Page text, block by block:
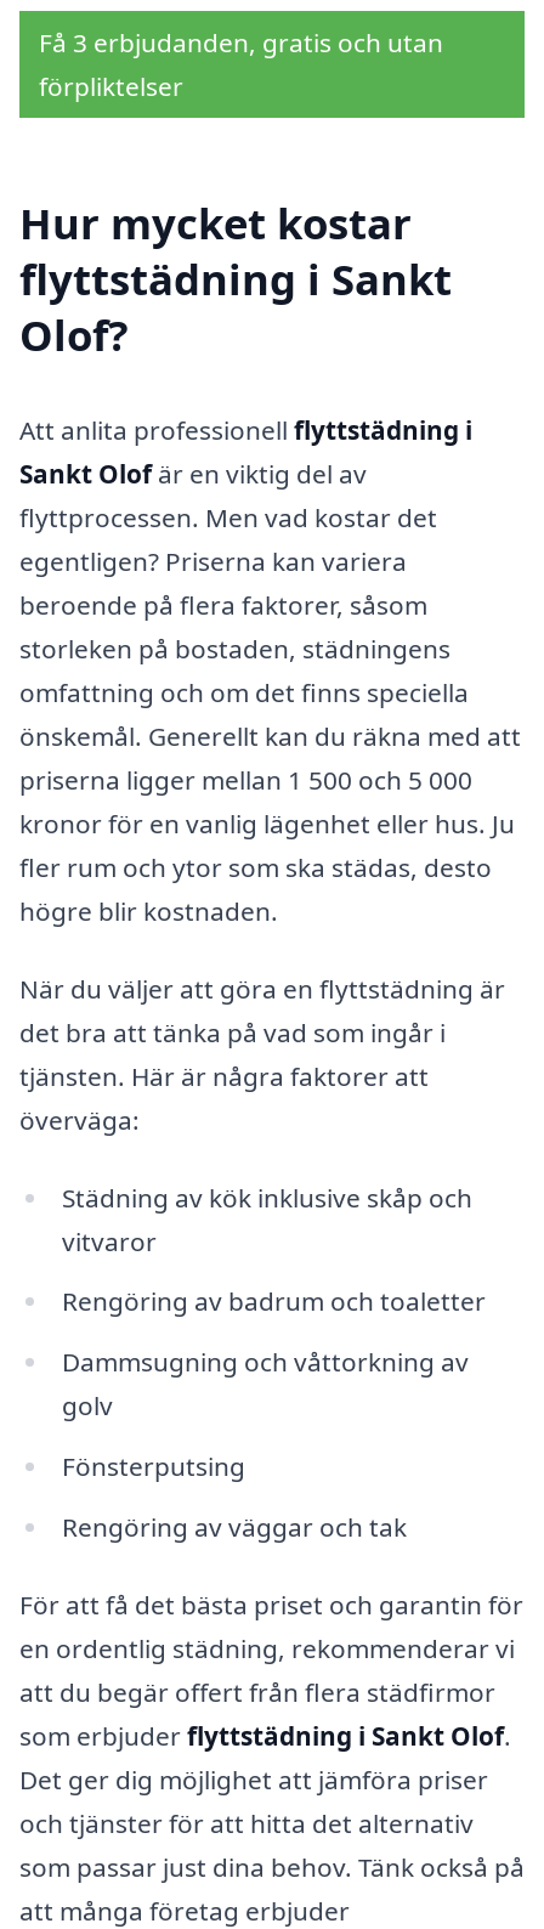
Få 3 erbjudanden, gratis och utan
förpliktelser
Hur mycket kostar
flyttstädning i Sankt
Olof?
Att anlita professionell flyttstädning i
Sankt Olofär en viktig del av
flyttprocessen. Men vad kostar det
egentligen? Priserna kan variera
beroende på flera faktorer, såsom
storleken på bostaden, städningens
omfattning och om det finns speciella
önskemål. Generellt kan du räkna med att
priserna ligger mellan 1 500 och 5 000
kronor för en vanlig lägenhet eller hus. Ju
fler rum och ytor som ska städas, desto
högre blir kostnaden.
När du väljer att göra en flyttstädning är
det bra att tänka på vad som ingår i
tjänsten. Här är några faktorer att
överväga:
Städning av kök inklusive skåp och
vitvaror
Rengöring av badrum och toaletter
Dammsugning och våttorkning av
golv
Fönsterputsing
Rengöring av väggar och tak
För att få det bästa priset och garantin för
en ordentlig städning, rekommenderar vi
att du begär offert från flera städfirmor
som erbjuderflyttstädning i Sankt Olof.
Det ger dig möjlighet att jämföra priser
och tjänster för att hitta det alternativ
som passar just dina behov. Tänk också på
att många företag erbjuder